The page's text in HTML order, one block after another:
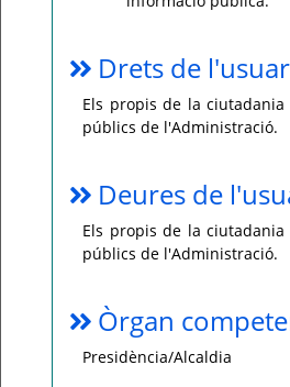
Drets de
Els propis de la ciutadania
públics de l'Administració.
Deures de
Els propis de la ciutadania
públics de l'Administració.
Òrgan
Presidència/Alcaldia